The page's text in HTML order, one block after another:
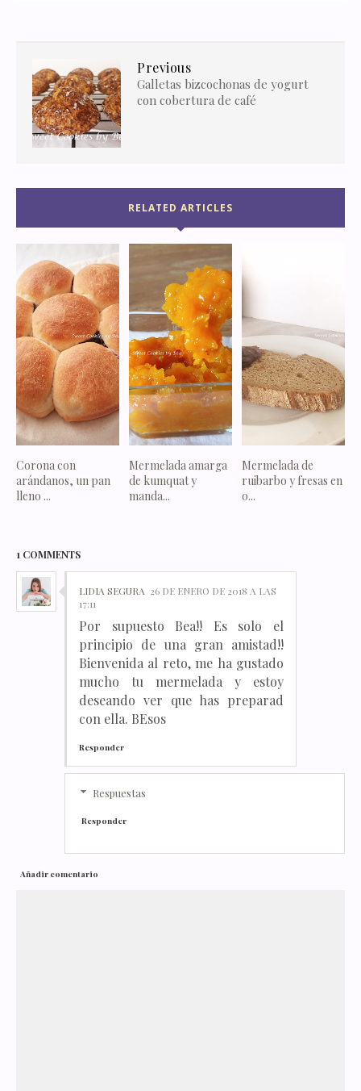
Previous
Galletas bizcochonas de yogurt
con cobertura de café
RELATED ARTICLES
Corona con
arándanos, un pan
lleno ...
Mermelada amarga
de kumquat y
manda...
Mermelada de
ruibarbo y fresas en
o...
1 COMMENTS
LIDIA SEGURA 26 DE ENERO DE 2018 A LAS
17:11
Por supuesto Bea!! Es solo el
principio de una gran amistad!!
Bienvenida al reto, me ha gustado
mucho tu mermelada y estoy
deseando ver que has preparad
con ella. BEsos
Responder
Respuestas
Responder
Añadir comentario